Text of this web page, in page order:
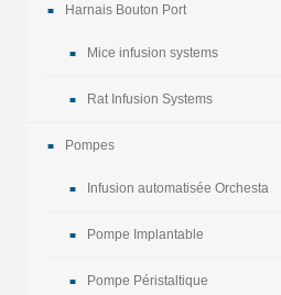
Harnais Bouton Port
Mice infusion systems
Rat Infusion Systems
Pompes
Infusion automatisée Orchesta
Pompe Implantable
Pompe Péristaltique